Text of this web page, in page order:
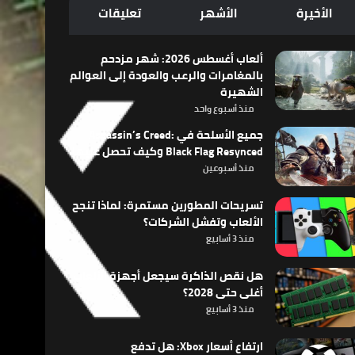
الأخيرة الأشهر تعليقات
ألعاب أغسطس 2026: شهر مزدحم
بالمغامرات والرعب والعودة إلى العوالم
الشهيرة
منذ أسبوع واحد
جميع الأسلحة في Assassin’s Creed:
Black Flag Resynced وكيف تحصل عليها
منذ أسبوعين
تسريحات المطورين مستمرة: لماذا تنجح
الألعاب وتفشل الشركات؟
منذ 3 أسابيع
هل نقص الذاكرة سيجعل أجهزة الألعاب
أغلى حتى 2028؟
منذ 3 أسابيع
ارتفاع أسعار Xbox: هل تدفع